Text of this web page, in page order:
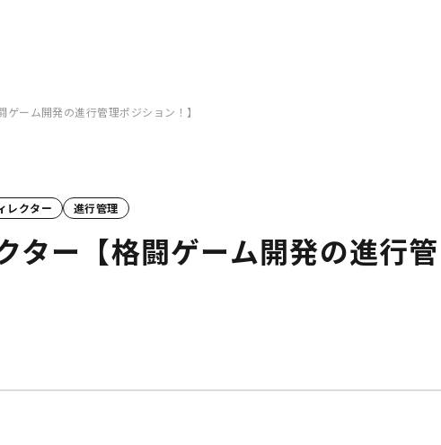
ーム開発の進行管理ポジション！】
レクター 進行管理
ター【格闘ゲーム開発の進行管